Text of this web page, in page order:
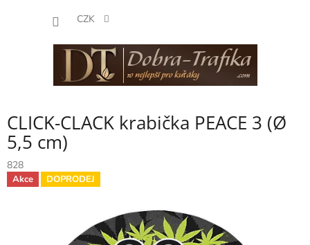
CZK
CLICK-CLACK krabička PEACE 3 (Ø
5,5 cm)
828
Akce DOPRODEJ